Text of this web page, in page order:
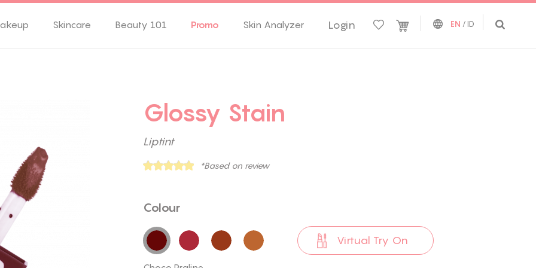
Skincare Beauty 101 Promo Skin Analyzer Login EN / ID
Glossy Stain
Liptint
*Based on review
Colour
Virtual Try On